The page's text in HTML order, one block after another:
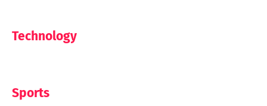
Technology
Sports